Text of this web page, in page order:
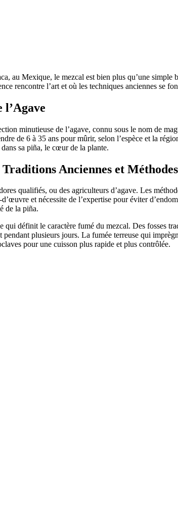
au Mexique, le mezcal est bien plus qu’une
rencontre l’art et où les techniques anciennes se
minutieuse de l’agave, connu sous le nom de
de 6 à 35 ans pour mûrir, selon l’espèce et la
sa piña, le cœur de la plante.
Anciennes et
qualifiés, ou des agriculteurs d’agave. Les
et nécessite de l’expertise pour éviter
de la piña.
qui définit le caractère fumé du mezcal. Des fosses
plusieurs jours. La fumée terreuse qui
pour une cuisson plus rapide et plus contrôlée.